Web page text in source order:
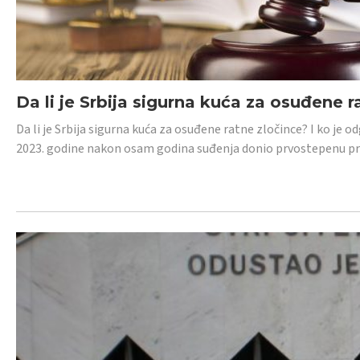
Da li je Srbija sigurna kuća za osuđene
Da li je Srbija sigurna kuća za osuđene ratne zločince? I ko je
2023. godine nakon osam godina suđenja donio prvostepenu